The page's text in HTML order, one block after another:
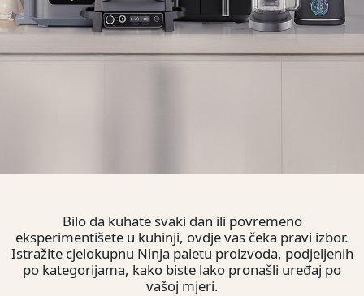
Bilo da kuhate svaki dan ili povremeno
eksperimentišete u kuhinji, ovdje vas čeka pravi izbor.
Istražite cjelokupnu Ninja paletu proizvoda, podjeljenih
po kategorijama, kako biste lako pronašli uređaj po
vašoj mjeri.